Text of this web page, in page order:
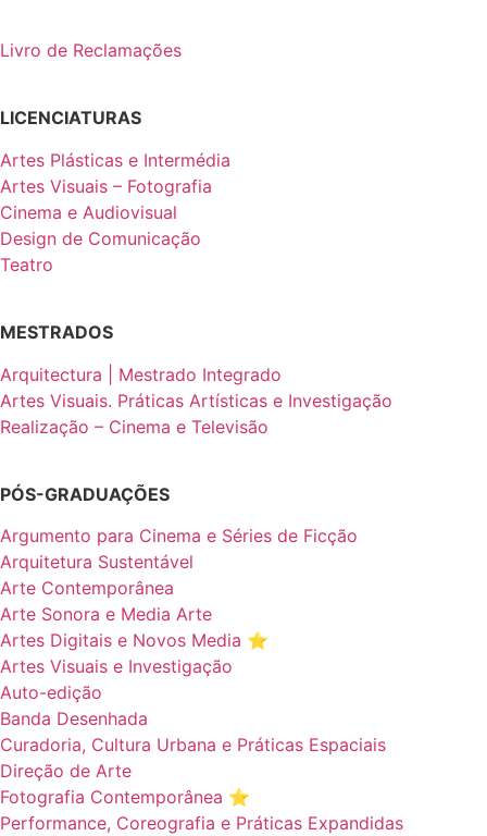
Livro de Reclamações
LICENCIATURAS
Artes Plásticas e Intermédia
Artes Visuais – Fotografia
Cinema e Audiovisual
Design de Comunicação
Teatro
MESTRADOS
Arquitectura | Mestrado Integrado
Artes Visuais. Práticas Artísticas e Investigação
Realização – Cinema e Televisão
PÓS-GRADUAÇÕES
Argumento para Cinema e Séries de Ficção
Arquitetura Sustentável
Arte Contemporânea
Arte Sonora e Media Arte
Artes Digitais e Novos Media ⭐️
Artes Visuais e Investigação
Auto-edição
Banda Desenhada
Curadoria, Cultura Urbana e Práticas Espaciais
Direção de Arte
Fotografia Contemporânea ⭐️
Performance, Coreografia e Práticas Expandidas